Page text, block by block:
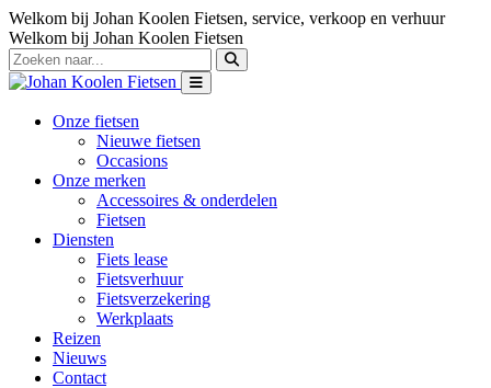
Welkom bij Johan Koolen Fietsen, service, verkoop en verhuur
Welkom bij Johan Koolen Fietsen
Onze fietsen
Nieuwe fietsen
Occasions
Onze merken
Accessoires & onderdelen
Fietsen
Diensten
Fiets lease
Fietsverhuur
Fietsverzekering
Werkplaats
Reizen
Nieuws
Contact